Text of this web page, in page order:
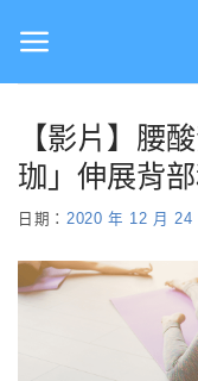
content
【影片】腰
珈」伸展背
日期： 2020 年 12 月 24